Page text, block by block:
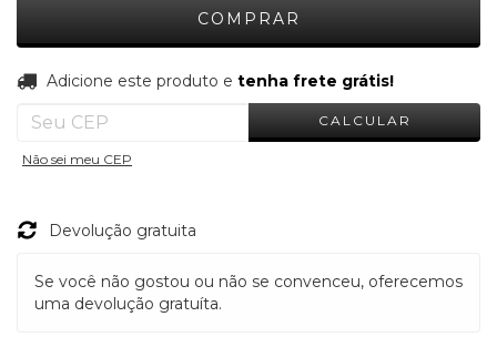
ADICIONE ESTE PRODUTO ETENHA FRETE
GRÁTIS!
ALTERAR CEP
Adicione este produto e tenha frete grátis!
CALCULAR
Não sei meu CEP
Devolução gratuita
Se você não gostou ou não se convenceu, oferecemos
uma devolução gratuíta.